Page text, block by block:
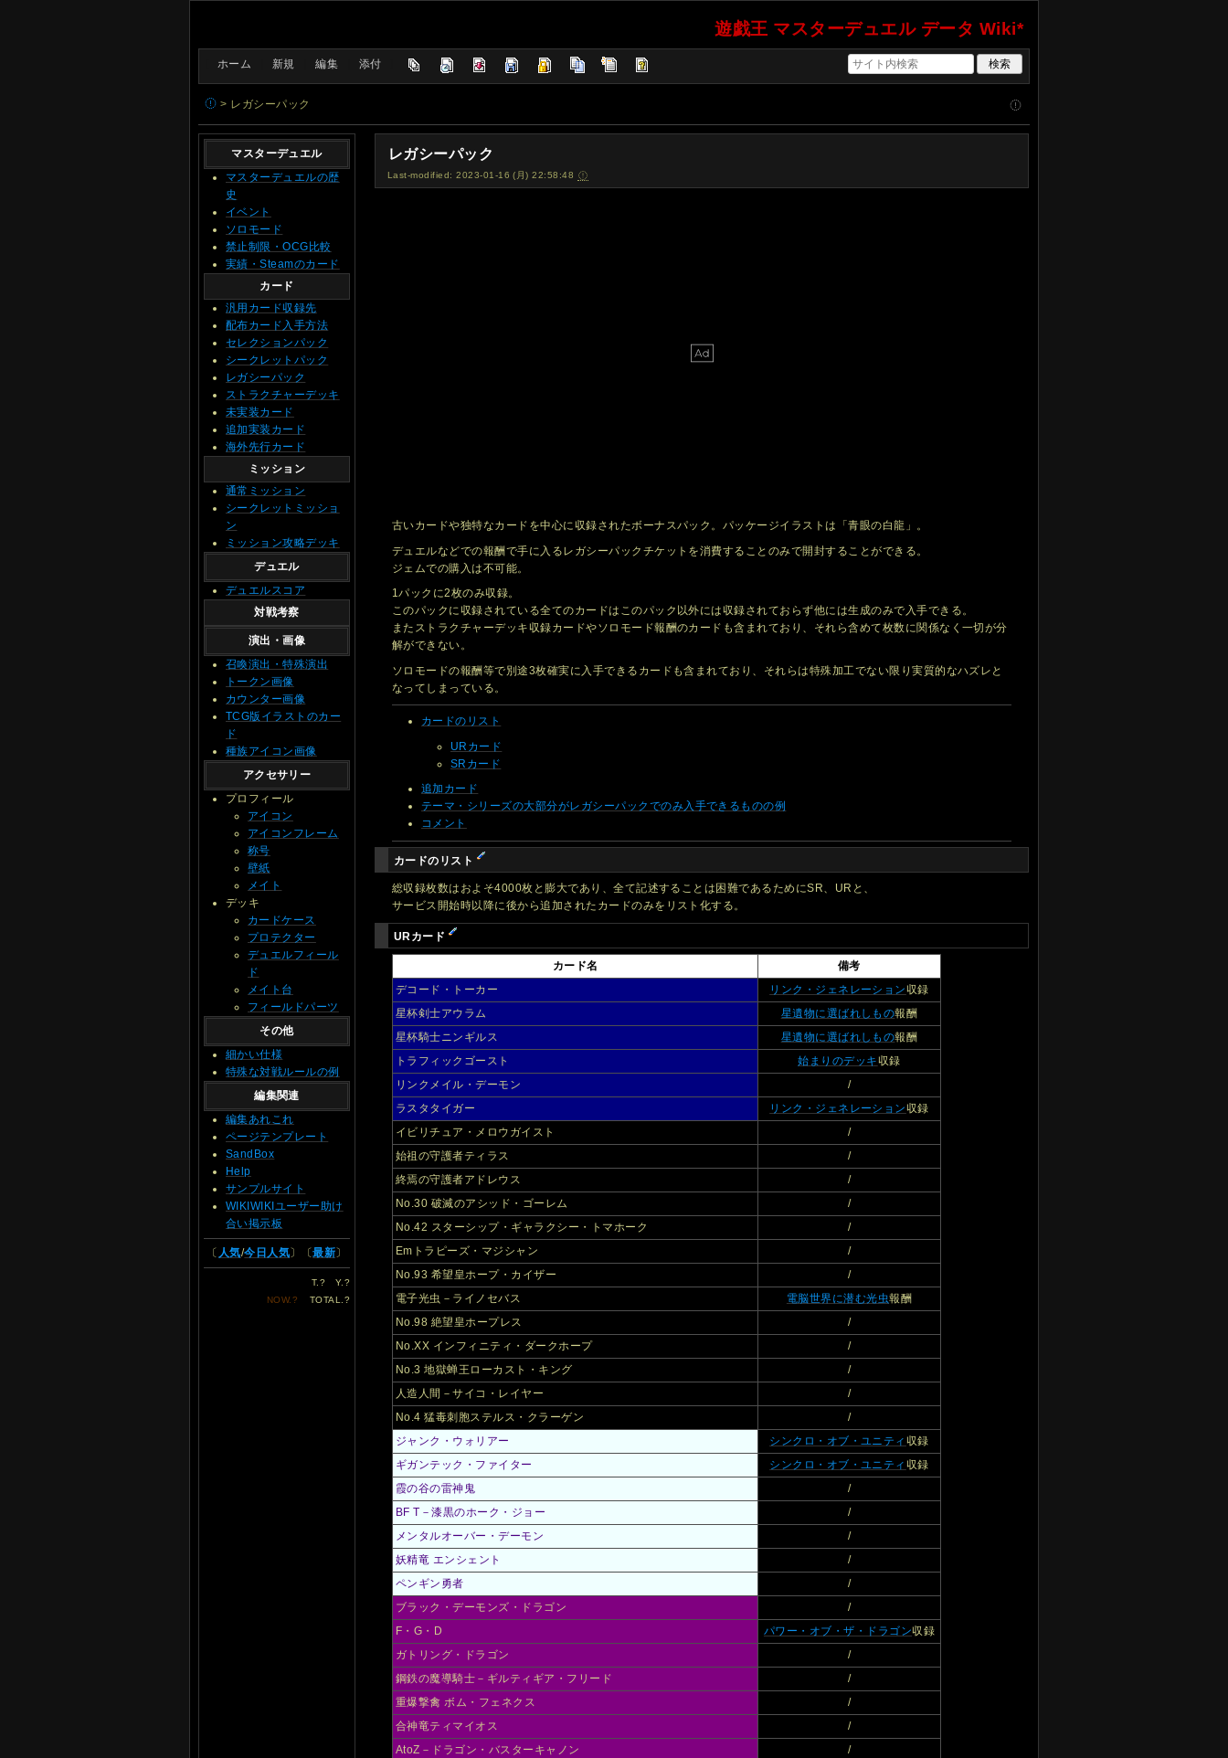
遊戯王 マスターデュエル データ Wiki*
ホーム 新規 編集 添付
> レガシーパック
レガシーパック
Last-modified: 2023-01-16 (月) 22:58:48
古いカードや独特なカードを中心に収録されたボーナスパック。パッケージイラストは「青眼の白龍」。
デュエルなどでの報酬で手に入るレガシーパックチケットを消費することのみで開封することができる。
ジェムでの購入は不可能。
1パックに2枚のみ収録。
このパックに収録されている全てのカードはこのパック以外には収録されておらず他には生成のみで入手できる。
またストラクチャーデッキ収録カードやソロモード報酬のカードも含まれており、それら含めて枚数に関係なく一切が分
解ができない。
ソロモードの報酬等で別途3枚確実に入手できるカードも含まれており、それらは特殊加工でない限り実質的なハズレと
なってしまっている。
カードのリスト
URカード
SRカード
追加カード
テーマ・シリーズの大部分がレガシーパックでのみ入手できるものの例
コメント
カードのリスト
総収録枚数はおよそ4000枚と膨大であり、全て記述することは困難であるためにSR、URと、
サービス開始時以降に後から追加されたカードのみをリスト化する。
URカード
カード名
備考
デコード・トーカー
リンク・ジェネレーション収録
星杯剣士アウラム
星遺物に選ばれしもの報酬
星杯騎士ニンギルス
星遺物に選ばれしもの報酬
トラフィックゴースト
始まりのデッキ収録
リンクメイル・デーモン
/
ラスタタイガー
リンク・ジェネレーション収録
イビリチュア・メロウガイスト
/
始祖の守護者ティラス
/
終焉の守護者アドレウス
/
No.30 破滅のアシッド・ゴーレム
/
No.42 スターシップ・ギャラクシー・トマホーク
/
Emトラピーズ・マジシャン
/
No.93 希望皇ホープ・カイザー
/
電子光虫－ライノセバス
電脳世界に潜む光虫報酬
No.98 絶望皇ホープレス
/
No.XX インフィニティ・ダークホープ
/
No.3 地獄蝉王ローカスト・キング
/
人造人間－サイコ・レイヤー
/
No.4 猛毒刺胞ステルス・クラーゲン
/
ジャンク・ウォリアー
シンクロ・オブ・ユニティ 収録
ギガンテック・ファイター
シンクロ・オブ・ユニティ 収録
霞の谷の雷神鬼
/
BF T－漆黒のホーク・ジョー
/
メンタルオーバー・デーモン
/
妖精竜 エンシェント
/
ペンギン勇者
/
ブラック・デーモンズ・ドラゴン
/
F・G・D
パワー・オブ・ザ・ドラゴン収録
ガトリング・ドラゴン
/
鋼鉄の魔導騎士－ギルティギア・フリード
/
重爆撃禽 ボム・フェネクス
/
合神竜ティマイオス
/
AtoZ－ドラゴン・バスターキャノン
/
マスターデュエル
マスターデュエルの歴
史
イベント
ソロモード
禁止制限・OCG比較
実績・Steamのカード
カード
汎用カード収録先
配布カード入手方法
セレクションパック
シークレットパック
レガシーパック
ストラクチャーデッキ
未実装カード
追加実装カード
海外先行カード
ミッション
通常ミッション
シークレットミッショ
ン
ミッション攻略デッキ
デュエル
デュエルスコア
対戦考察
演出・画像
召喚演出・特殊演出
トークン画像
カウンター画像
TCG版イラストのカー
ド
種族アイコン画像
アクセサリー
プロフィール
アイコン
アイコンフレーム
称号
壁紙
メイト
デッキ
カードケース
プロテクター
デュエルフィール
ド
メイト台
フィールドパーツ
その他
細かい仕様
特殊な対戦ルールの例
編集関連
編集あれこれ
ページテンプレート
SandBox
Help
サンプルサイト
WIKIWIKIユーザー助け
合い掲示板
〔 人気/今日人気〕〔最新〕
T. ? Y. ?
NOW.? TOTAL. ?